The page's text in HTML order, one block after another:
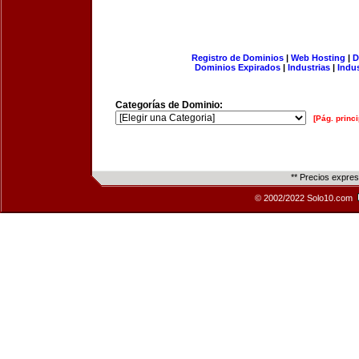
Registro de Dominios| Web Hosting |
Dominios Expirados | Industrias |
Categorías de Dominio:
[Pág.
** Precios
© 2002/2022 Solo10.com